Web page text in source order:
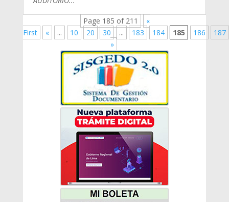
Page 185 of 211
«
First
« ... 10 20 30 ... 183 184 185 186
187
»